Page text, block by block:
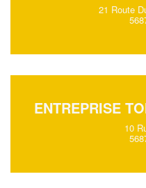
21 Route
ENTREPRISE
10